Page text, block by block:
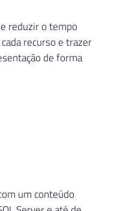
reduzir o tempo
recurso e trazer
de forma
um conteúdo